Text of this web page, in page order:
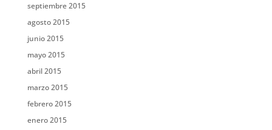
septiembre 2015
agosto 2015
junio 2015
mayo 2015
abril 2015
marzo 2015
febrero 2015
enero 2015